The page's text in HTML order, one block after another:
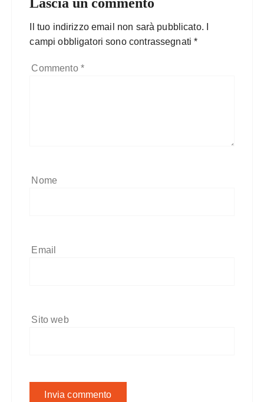
Il tuo indirizzo email non sarà pubblicato.
campi obbligatori sono contrassegnati*
Commento *
Nome
Email
Sito web